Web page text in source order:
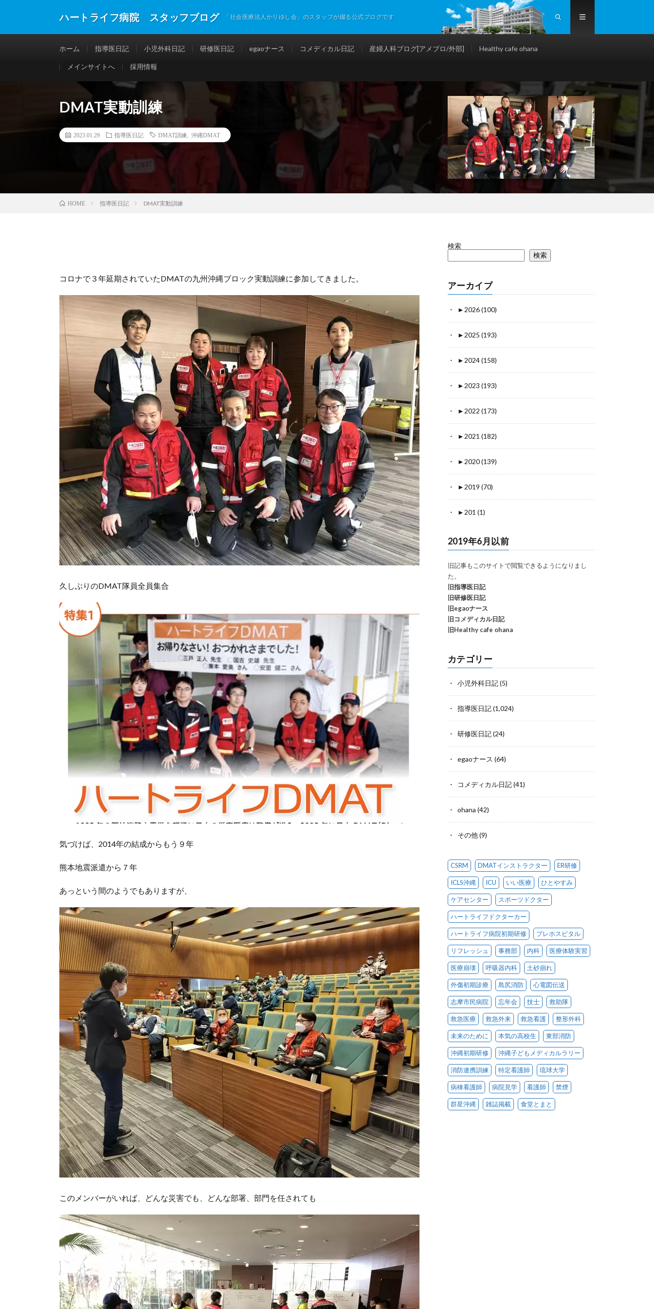
ハートライフ病院 スタッフブログ 「社会医療法人かりゆし会」のスタッフが綴る公式ブログです
ホーム 指導医日記 小児外科日記 研修医日記 egaoナース コメディカル日記 産婦人科ブログ[アメブロ/外部] Healthy cafe ohana
メインサイトへ 採用情報
DMAT実動訓練
2023.01.29 指導医日記 DMAT訓練 沖縄DMAT
HOME 指導医日記 DMAT実動訓練
コロナで３年延期されていたDMATの九州沖縄ブロック実動訓練に参加してきました。
久しぶりのDMAT隊員全員集合
気づけば、2014年の結成からもう９年
熊本地震派遣から７年
あっという間のようでもありますが、
このメンバーがいれば、どんな災害でも、どんな部署、部門を任されても
検索
検索
アーカイブ
► 2026 (100)
► 2025 (193)
► 2024 (158)
► 2023 (193)
► 2022 (173)
► 2021 (182)
► 2020 (139)
► 2019 (70)
► 201 (1)
2019年6月以前
旧記事もこのサイトで閲覧できるようになりまし
た。
旧指導医日記
旧研修医日記
旧egaoナース
旧コメディカル日記
旧Healthy cafe ohana
カテゴリー
小児外科日記(5)
指導医日記(1,024)
研修医日記(24)
egaoナース (64)
コメディカル日記(41)
ohana (42)
その他(9)
CSRM DMATインストラクター ER研修
ICLS沖縄 ICU いい医療 ひとやすみ
ケアセンター スポーツドクター
ハートライフドクターカー
ハートライフ病院初期研修 プレホスピタル
リフレッシュ 事務部 内科 医療体験実習
医療崩壊 呼吸器内科 土砂崩れ
外傷初期診療 島尻消防 心電図伝送
志摩市民病院 忘年会 技士 救助隊
救急医療 救急外来 救急看護 整形外科
未来のために 本気の高校生 東部消防
沖縄初期研修 沖縄子どもメディカルラリー
消防連携訓練 特定看護師 琉球大学
病棟看護師 病院見学 看護師 禁煙
群星沖縄 雑誌掲載 食堂とまと